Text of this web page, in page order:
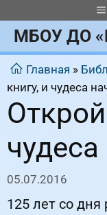
к
содержимому
МБОУ ДО
Главная »
книгу, и чудеса
05.07.2016
125 лет со